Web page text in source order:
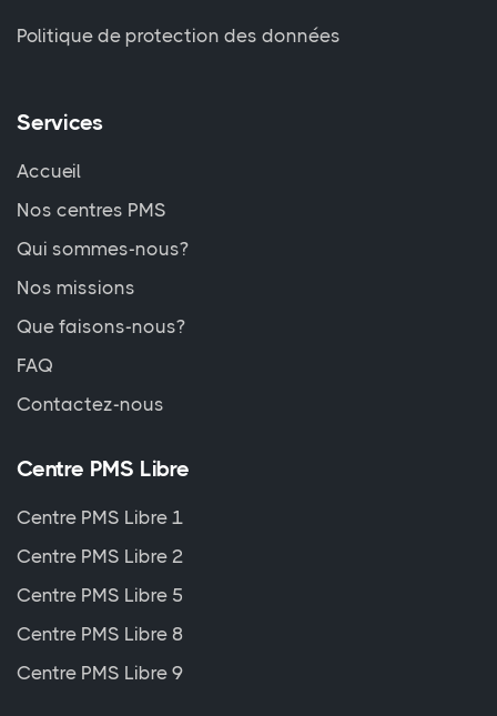
Politique de protection des données
Services
Accueil
Nos centres PMS
Qui sommes-nous?
Nos missions
Que faisons-nous?
FAQ
Contactez-nous
Centre PMS Libre
Centre PMS Libre 1
Centre PMS Libre 2
Centre PMS Libre 5
Centre PMS Libre 8
Centre PMS Libre 9